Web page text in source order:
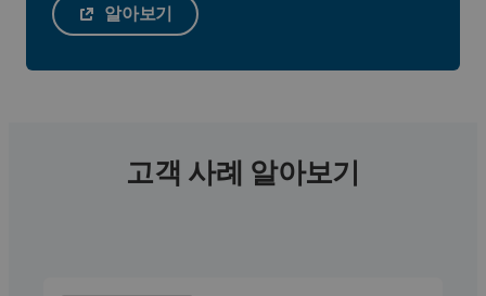
알아보기
고객 사례 알아보기